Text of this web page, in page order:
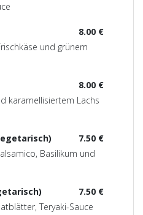
8.00 €
und grünem
8.00 €
karamellisiertem Lachs
7.50 €
Basilikum und
7.50 €
Teryaki-Sauce